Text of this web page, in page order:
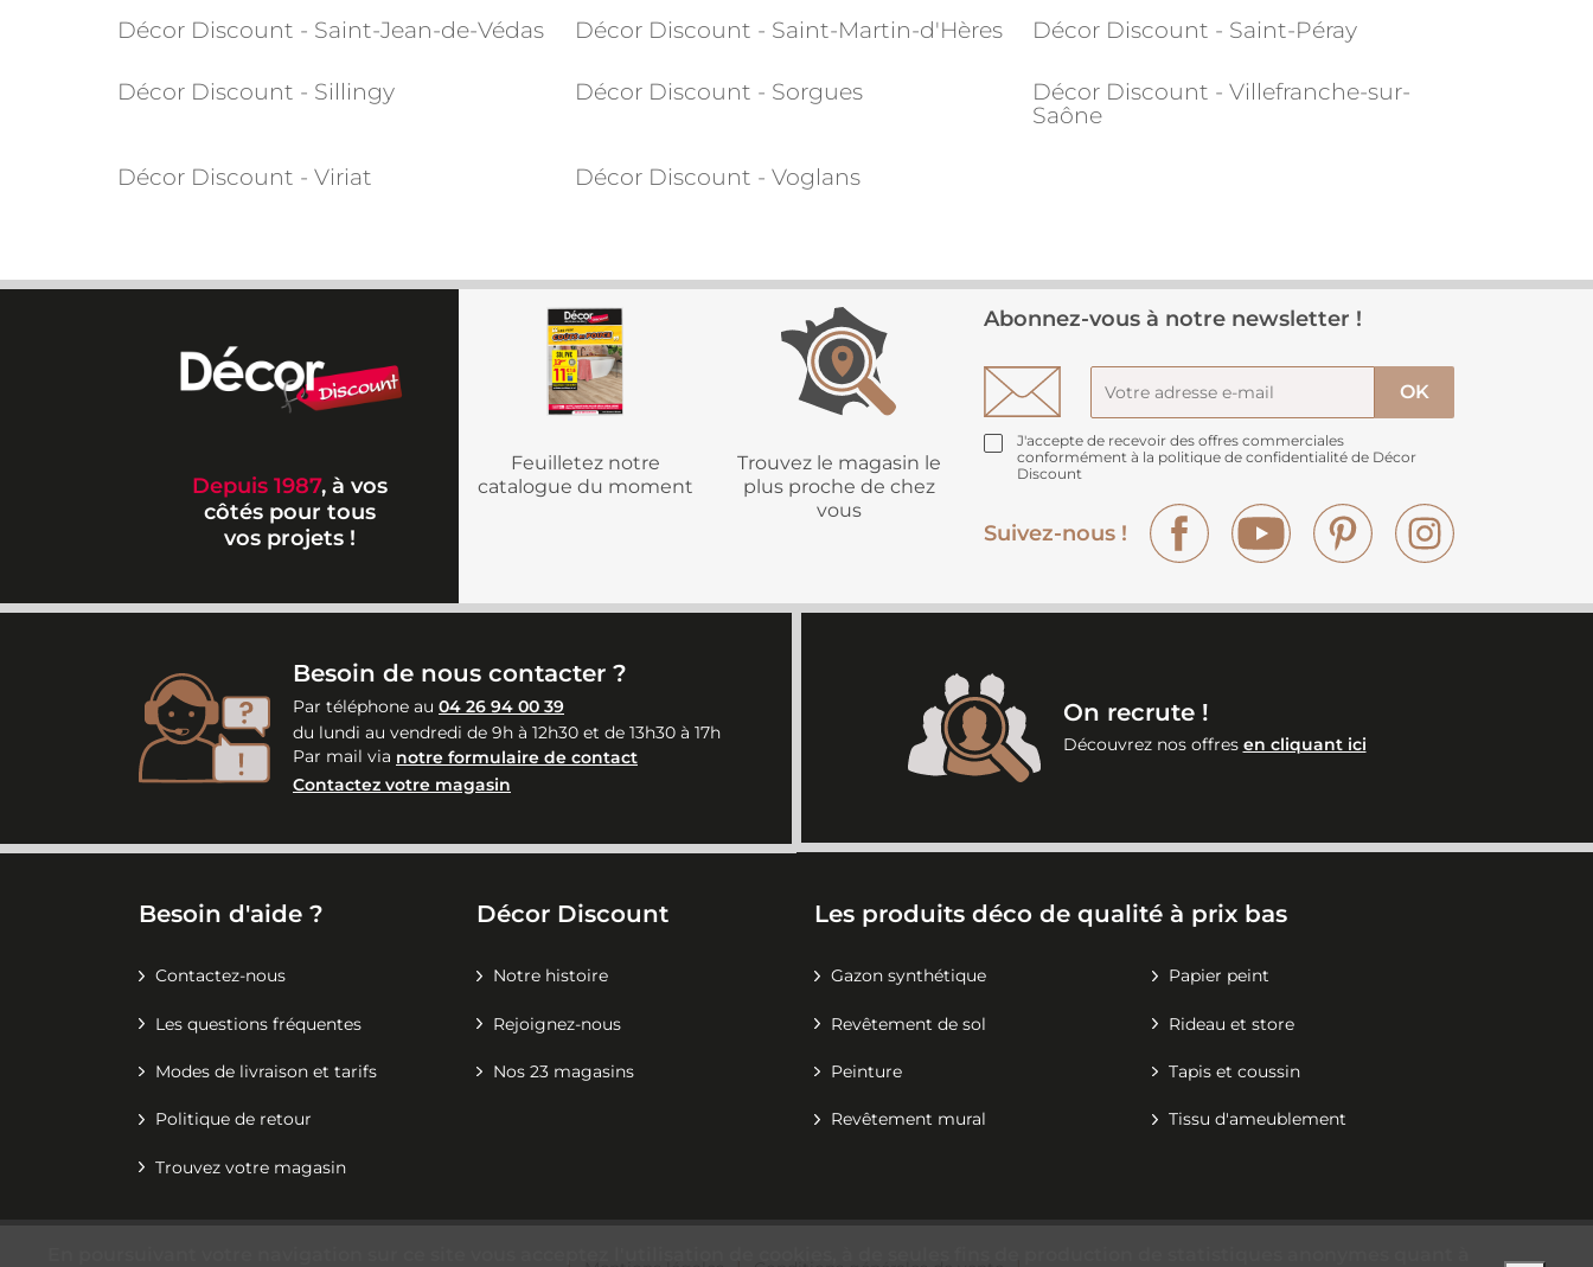
Décor Discount - Saint-Jean-de-Védas Décor Discount - Saint-Martin-d'Hères Décor Discount - Saint-Péray
Décor Discount - Sillingy Décor Discount - Sorgues
Décor Discount - Villefranche-sur-
Saône
Décor Discount - Viriat Décor Discount - Voglans
Depuis 1987, à vos
côtés pour tous
vos projets !
Feuilletez notre
catalogue du moment
Trouvez le magasin le
plus proche de chez
vous
Abonnez-vous à notre newsletter !
J'accepte de recevoir des offres commerciales
conformément à la politique de confidentialité de Décor
Discount
Suivez-nous !
Facebook YouTube Pinterest
Besoin de nous contacter ?
Par téléphone au 04 26 94 00 39
du lundi au vendredi de 9h à 12h30 et de 13h30 à 17h
Par mail via notre formulaire de contact
Contactez votre magasin
On recrute !
Découvrez nos offres en cliquant ici
Besoin d'aide ?
Contactez-nous
Les questions fréquentes
Modes de livraison et tarifs
Politique de retour
Trouvez votre magasin
Décor Discount
Notre histoire
Rejoignez-nous
Nos 23 magasins
Les produits déco de qualité à prix bas
Gazon synthétique Papier peint
Revêtement de sol Rideau et store
Peinture Tapis et coussin
Revêtement mural Tissu d'ameublement